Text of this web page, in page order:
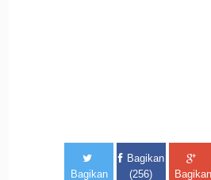
Bagikan
Bagikan
(256)
Bagikan